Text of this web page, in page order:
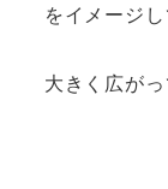
をイメージし
大きく広が